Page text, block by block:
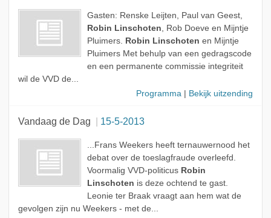
Gasten: Renske Leijten, Paul van Geest,
Robin Linschoten, Rob Doeve en Mijntje
Pluimers. Robin Linschoten en Mijntje
Pluimers Met behulp van een gedragscode
en een permanente commissie integriteit
wil de VVD de...
Programma
Bekijk uitzending
Vandaag de Dag 15-5-2013
...Frans Weekers heeft ternauwernood het
debat over de toeslagfraude overleefd.
Voormalig VVD-politicus Robin
Linschoten is deze ochtend te gast.
Leonie ter Braak vraagt aan hem wat de
gevolgen zijn nu Weekers - met de...